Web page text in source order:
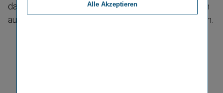
darin, die dauerhafte Erfüll­barkeit der Verpflich­tungen
aus Versiche­rungs­ver­trägen jederzeit sicher­zu­stellen.
Alle Akzeptieren